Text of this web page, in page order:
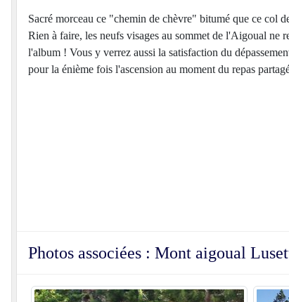
Sacré morceau ce "chemin de chèvre" bitumé que ce col
Rien à faire, les neufs visages au sommet de l'Aigoual ne
l'album ! Vous y verrez aussi la satisfaction du
pour la énième fois l'ascension au moment du repas
Photos associées : Mont aigoual